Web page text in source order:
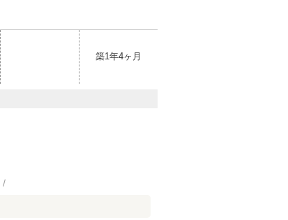
築1年4ヶ月